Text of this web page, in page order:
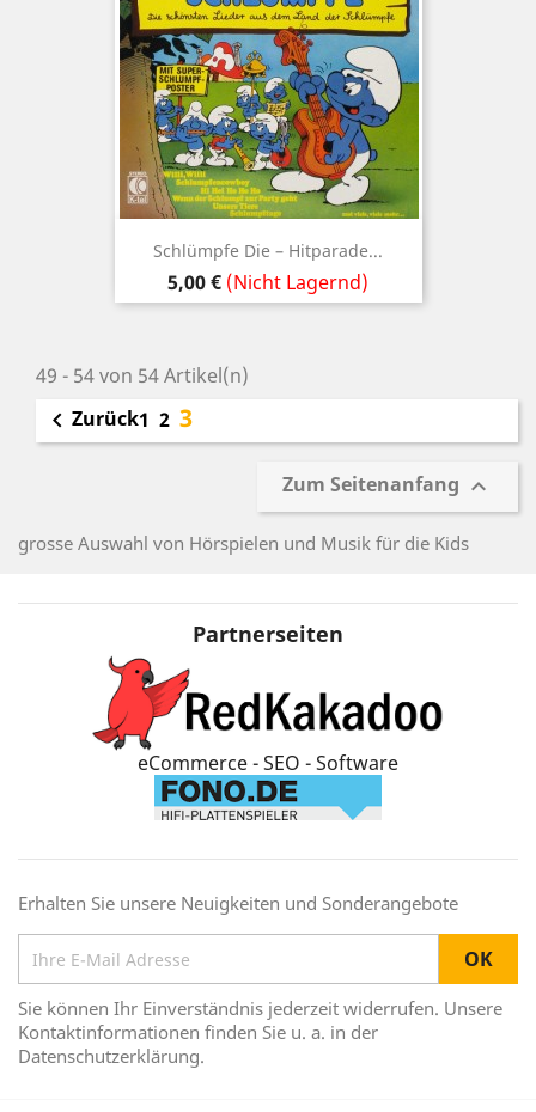
Schlümpfe Die ‎– Hitparade...
Preis
5,00 € (Nicht Lagernd)
49 - 54 von 54 Artikel(n)
 Zurück1 2 3
Zum Seitenanfang 
grosse Auswahl von Hörspielen und Musik für die Kids
Partnerseiten
eCommerce - SEO - Software
Erhalten Sie unsere Neuigkeiten und Sonderangebote
Sie können Ihr Einverständnis jederzeit widerrufen. Unsere
Kontaktinformationen finden Sie u. a. in der
Datenschutzerklärung.